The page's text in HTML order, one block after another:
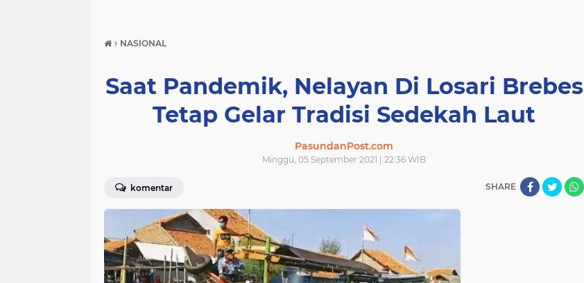
› NASIONAL
Saat Pandemik, Nelayan Di Losari Brebes
Tetap Gelar Tradisi Sedekah Laut
PasundanPost.com
Minggu, 05 September 2021 | 22:36 WIB
komentar SHARE